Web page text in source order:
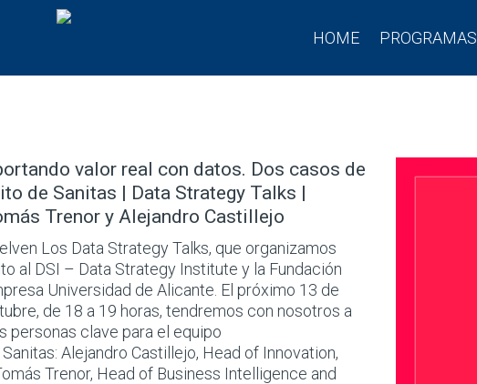
HOME PROGRAMAS
valor real con datos. Dos casos de
de Sanitas | Data Strategy Talks |
Trenor y Alejandro Castillejo
Los Data Strategy Talks, que organizamos
al DSI – Data Strategy Institute y la Fundación
Universidad de Alicante. El próximo 13 de
de 18 a 19 horas, tendremos con nosotros a
personas clave para el equipo
Alejandro Castillejo, Head of Innovation,
Trenor, Head of Business Intelligence and